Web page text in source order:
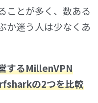
ことが多く、数ある
か迷う人は少なくあ
するMillenVPN
の2つを比較